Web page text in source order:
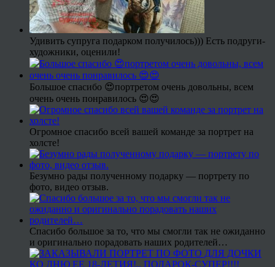
Удивить супруга подарком получилось))) Есть подруги-
художники, оценили!
Большое спасибо 😍портретом очень довольны, всем
очень очень понравилось 😍😍
Огромное спасибо всей вашей команде за портрет на
холсте!
Безумно рады полученному подарку — портрету по
фото, видео отзыв.
Спасибо большое за то, что мы смогли так не ожиданно
и оригинально порадовать наших родителей…